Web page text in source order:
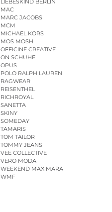
LIEBESKIND BERLIN
MAC
MARC JACOBS
MCM
MICHAEL KORS
MOS MOSH
OFFICINE CREATIVE
ON SCHUHE
OPUS
POLO RALPH LAUREN
RAGWEAR
REISENTHEL
RICHROYAL
SANETTA
SKINY
SOMEDAY
TAMARIS
TOM TAILOR
TOMMY JEANS
VEE COLLECTIVE
VERO MODA
WEEKEND MAX MARA
WMF